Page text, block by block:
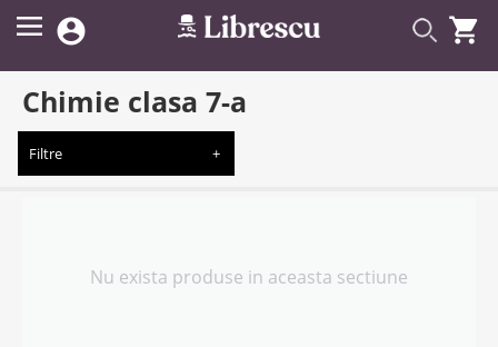
 
Chimie clasa 7-a
Filtre
Nu exista produse in aceasta sectiune